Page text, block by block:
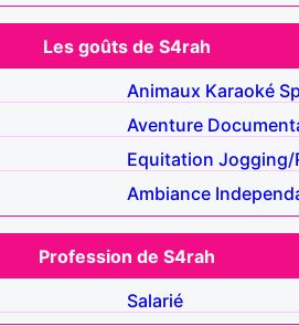
Les goûts de S4rah
Animaux Karaoké
Aventure
Equitation Jogging/
Ambiance
Profession de S4rah
Salarié